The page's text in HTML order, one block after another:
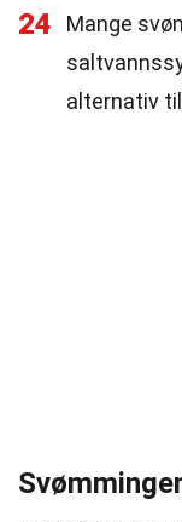
24
Mange
alternativ